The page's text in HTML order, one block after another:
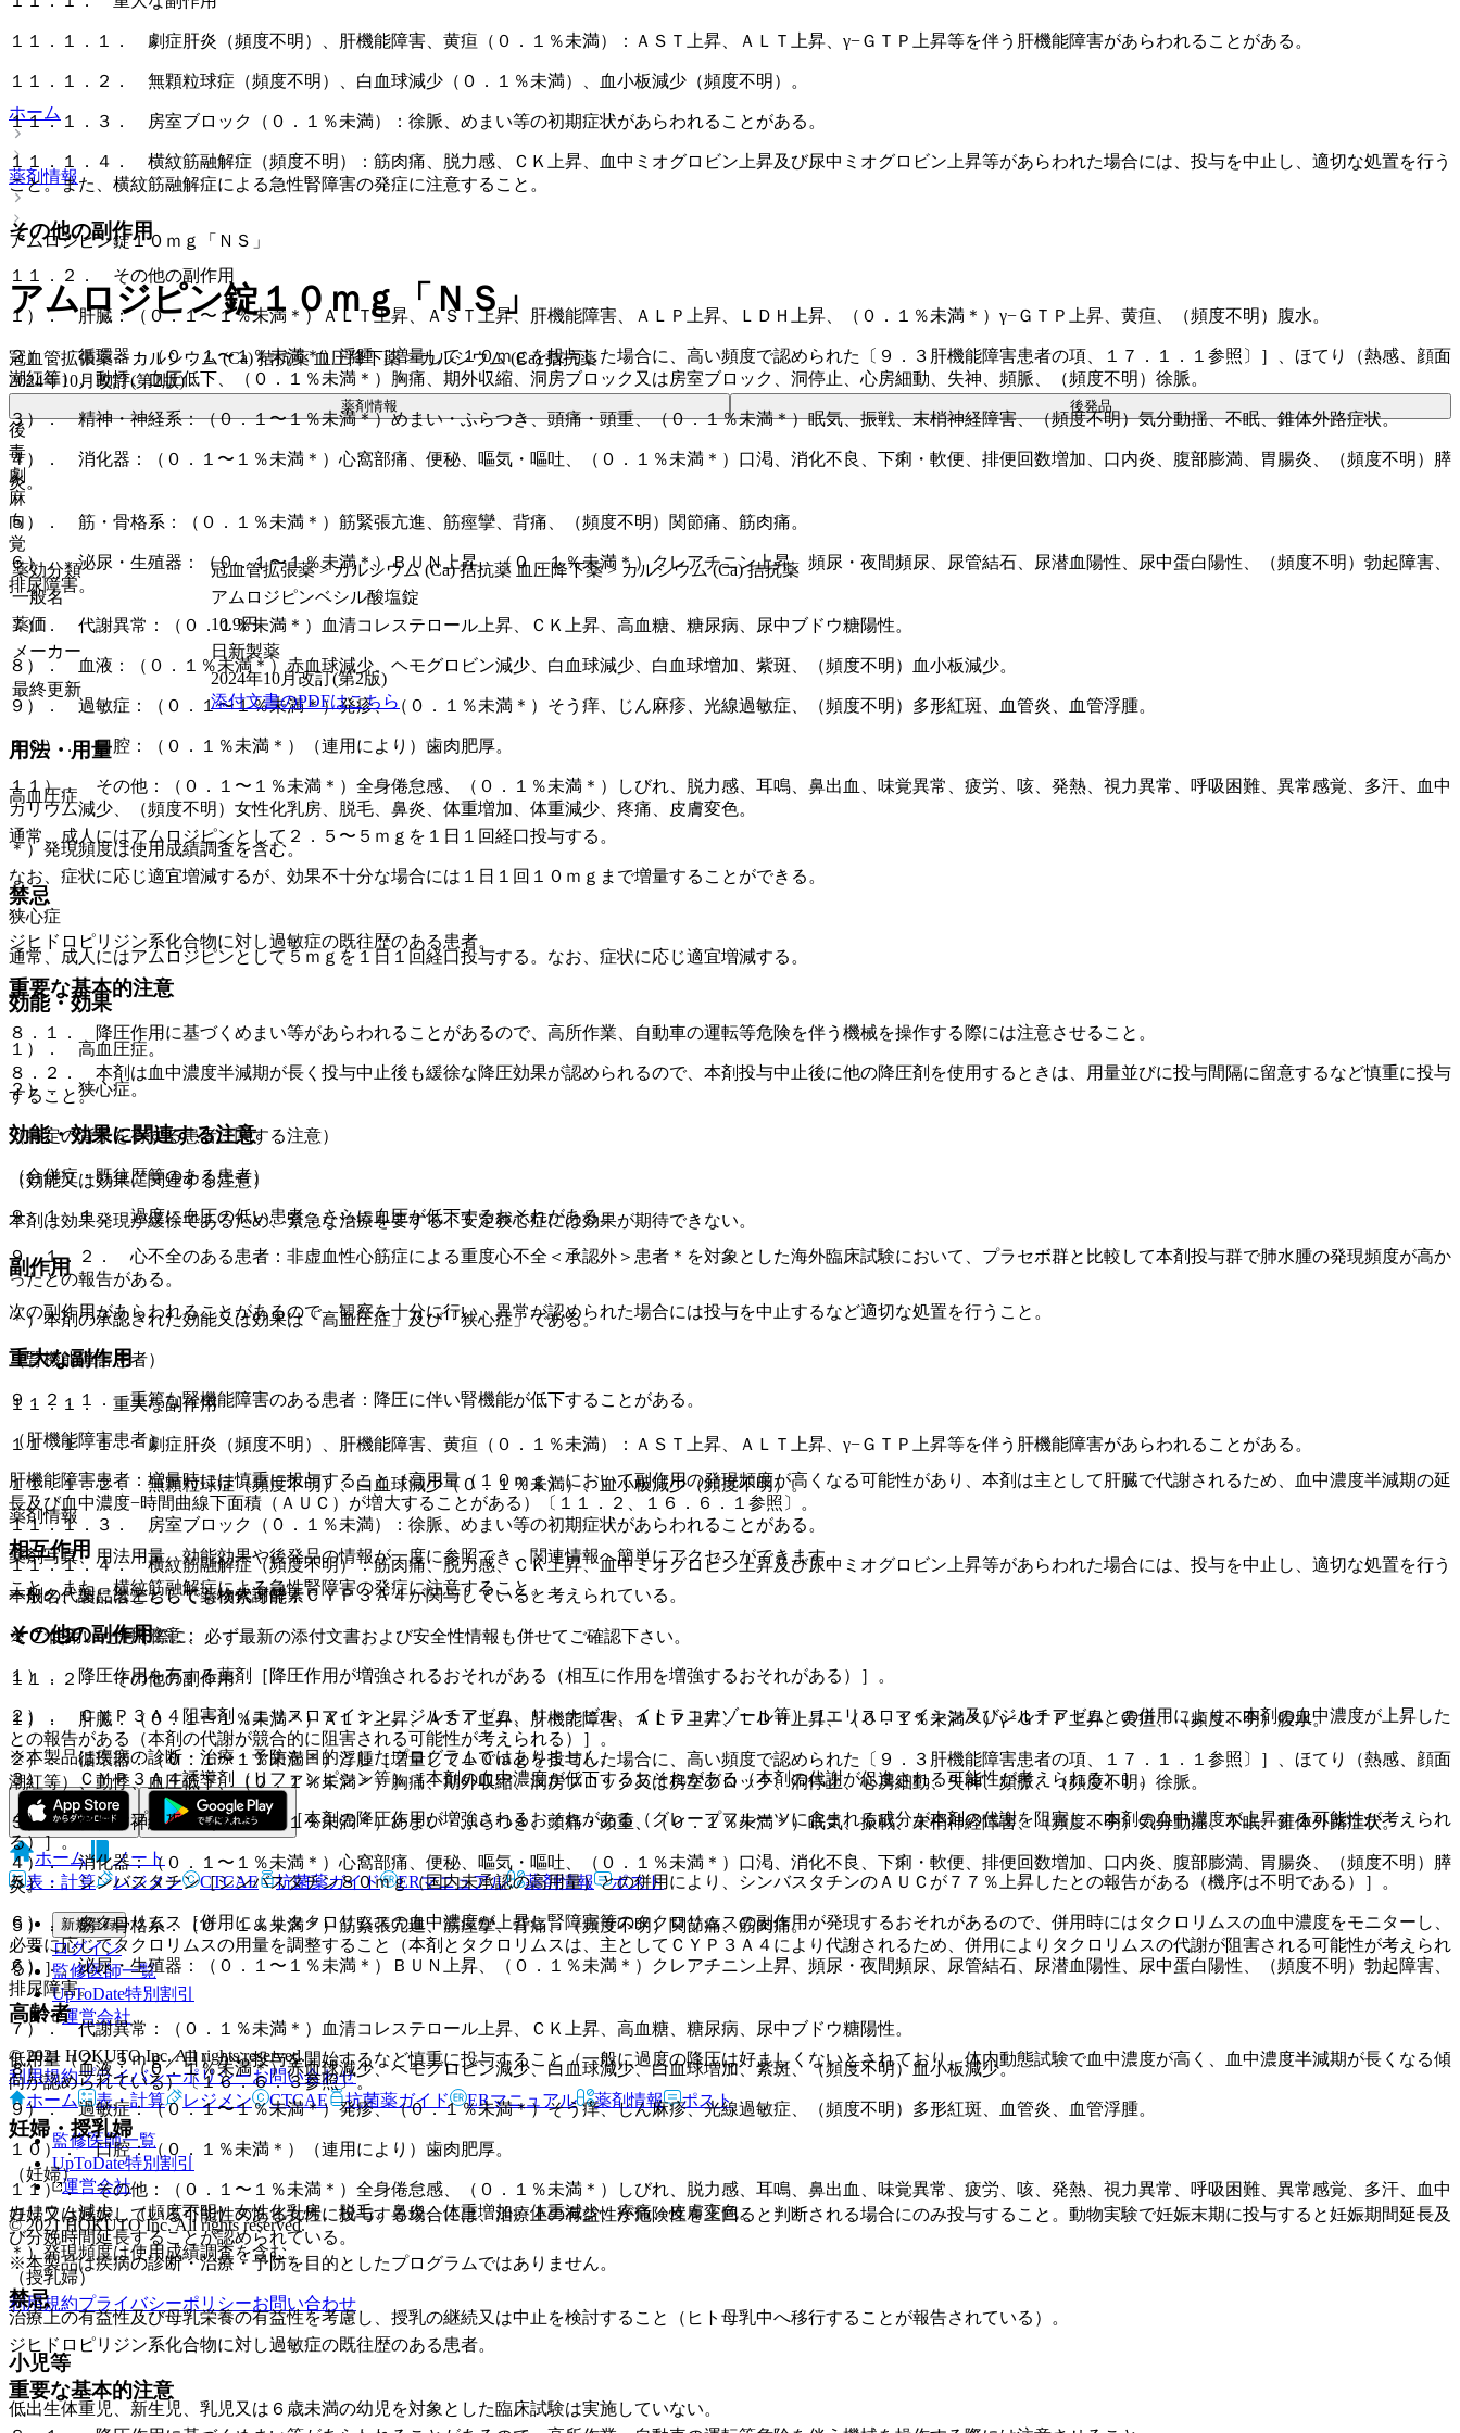
１１．１．１． 劇症肝炎（頻度不明）、肝機能障害、黄疸（０．１％未満）：ＡＳＴ上昇、ＡＬＴ上昇、γ−ＧＴＰ上昇等を伴う肝機能障害があらわれることがある。
１１．１．２． 無顆粒球症（頻度不明）、白血球減少（０．１％未満）、血小板減少（頻度不明）。
１１．１．３． 房室ブロック（０．１％未満）：徐脈、めまい等の初期症状があらわれることがある。
１１．１．４． 横紋筋融解症（頻度不明）：筋肉痛、脱力感、ＣＫ上昇、血中ミオグロビン上昇及び尿中ミオグロビン上昇等があらわれた場合には、投与を中止し、適切な処置を行う
こと。また、横紋筋融解症による急性腎障害の発症に注意すること。
その他の副作用
１１．２． その他の副作用
１）． 肝臓：（０．１〜１％未満＊）ＡＬＴ上昇、ＡＳＴ上昇、肝機能障害、ＡＬＰ上昇、ＬＤＨ上昇、（０．１％未満＊）γ−ＧＴＰ上昇、黄疸、（頻度不明）腹水。
２）． 循環器：（０．１〜１％未満＊）浮腫［増量して１０ｍｇを投与した場合に、高い頻度で認められた〔９．３肝機能障害患者の項、１７．１．１参照〕］、ほてり（熱感、顔面
潮紅等）、動悸、血圧低下、（０．１％未満＊）胸痛、期外収縮、洞房ブロック又は房室ブロック、洞停止、心房細動、失神、頻脈、（頻度不明）徐脈。
３）． 精神・神経系：（０．１〜１％未満＊）めまい・ふらつき、頭痛・頭重、（０．１％未満＊）眠気、振戦、末梢神経障害、（頻度不明）気分動揺、不眠、錐体外路症状。
４）． 消化器：（０．１〜１％未満＊）心窩部痛、便秘、嘔気・嘔吐、（０．１％未満＊）口渇、消化不良、下痢・軟便、排便回数増加、口内炎、腹部膨満、胃腸炎、（頻度不明）膵
炎。
５）． 筋・骨格系：（０．１％未満＊）筋緊張亢進、筋痙攣、背痛、（頻度不明）関節痛、筋肉痛。
６）． 泌尿・生殖器：（０．１〜１％未満＊）ＢＵＮ上昇、（０．１％未満＊）クレアチニン上昇、頻尿・夜間頻尿、尿管結石、尿潜血陽性、尿中蛋白陽性、（頻度不明）勃起障害、
排尿障害。
７）． 代謝異常：（０．１％未満＊）血清コレステロール上昇、ＣＫ上昇、高血糖、糖尿病、尿中ブドウ糖陽性。
８）． 血液：（０．１％未満＊）赤血球減少、ヘモグロビン減少、白血球減少、白血球増加、紫斑、（頻度不明）血小板減少。
９）． 過敏症：（０．１〜１％未満＊）発疹、（０．１％未満＊）そう痒、じん麻疹、光線過敏症、（頻度不明）多形紅斑、血管炎、血管浮腫。
１０）． 口腔：（０．１％未満＊）（連用により）歯肉肥厚。
１１）． その他：（０．１〜１％未満＊）全身倦怠感、（０．１％未満＊）しびれ、脱力感、耳鳴、鼻出血、味覚異常、疲労、咳、発熱、視力異常、呼吸困難、異常感覚、多汗、血中
カリウム減少、（頻度不明）女性化乳房、脱毛、鼻炎、体重増加、体重減少、疼痛、皮膚変色。
＊）発現頻度は使用成績調査を含む。
禁忌
ジヒドロピリジン系化合物に対し過敏症の既往歴のある患者。
重要な基本的注意
８．１． 降圧作用に基づくめまい等があらわれることがあるので、高所作業、自動車の運転等危険を伴う機械を操作する際には注意させること。
８．２． 本剤は血中濃度半減期が長く投与中止後も緩徐な降圧効果が認められるので、本剤投与中止後に他の降圧剤を使用するときは、用量並びに投与間隔に留意するなど慎重に投与
すること。
（特定の背景を有する患者に関する注意）
（合併症・既往歴等のある患者）
９．１．１． 過度に血圧の低い患者：さらに血圧が低下するおそれがある。
９．１．２． 心不全のある患者：非虚血性心筋症による重度心不全＜承認外＞患者＊を対象とした海外臨床試験において、プラセボ群と比較して本剤投与群で肺水腫の発現頻度が高か
ったとの報告がある。
＊）本剤の承認された効能又は効果は「高血圧症」及び「狭心症」である。
（腎機能障害患者）
９．２．１． 重篤な腎機能障害のある患者：降圧に伴い腎機能が低下することがある。
（肝機能障害患者）
肝機能障害患者：増量時には慎重に投与すること（高用量（１０ｍｇ）において副作用の発現頻度が高くなる可能性があり、本剤は主として肝臓で代謝されるため、血中濃度半減期の延
長及び血中濃度−時間曲線下面積（ＡＵＣ）が増大することがある）〔１１．２、１６．６．１参照〕。
相互作用
本剤の代謝には主として薬物代謝酵素ＣＹＰ３Ａ４が関与していると考えられている。
１０．２． 併用注意：
１）． 降圧作用を有する薬剤［降圧作用が増強されるおそれがある（相互に作用を増強するおそれがある）］。
２）． ＣＹＰ３Ａ４阻害剤（エリスロマイシン、ジルチアゼム、リトナビル、イトラコナゾール等）［エリスロマイシン及びジルチアゼムとの併用により、本剤の血中濃度が上昇した
との報告がある（本剤の代謝が競合的に阻害される可能性が考えられる）］。
３）． ＣＹＰ３Ａ４誘導剤（リファンピシン等）［本剤の血中濃度が低下するおそれがある（本剤の代謝が促進される可能性が考えられる）］。
４）． グレープフルーツジュース［本剤の降圧作用が増強されるおそれがある（グレープフルーツに含まれる成分が本剤の代謝を阻害し、本剤の血中濃度が上昇する可能性が考えられ
る）］。
５）． シンバスタチン［シンバスタチン８０ｍｇ（国内未承認の高用量）との併用により、シンバスタチンのＡＵＣが７７％上昇したとの報告がある（機序は不明である）］。
６）． タクロリムス［併用によりタクロリムスの血中濃度が上昇し腎障害等のタクロリムスの副作用が発現するおそれがあるので、併用時にはタクロリムスの血中濃度をモニターし、
必要に応じてタクロリムスの用量を調整すること（本剤とタクロリムスは、主としてＣＹＰ３Ａ４により代謝されるため、併用によりタクロリムスの代謝が阻害される可能性が考えられ
る）］。
高齢者
低用量（２．５ｍｇ／日）から投与を開始するなど慎重に投与すること（一般に過度の降圧は好ましくないとされており、体内動態試験で血中濃度が高く、血中濃度半減期が長くなる傾
向が認められている）〔１６．６．３参照〕。
妊婦・授乳婦
（妊婦）
妊婦又は妊娠している可能性のある女性に投与する場合には、治療上の有益性が危険性を上回ると判断される場合にのみ投与すること。動物実験で妊娠末期に投与すると妊娠期間延長及
び分娩時間延長することが認められている。
（授乳婦）
治療上の有益性及び母乳栄養の有益性を考慮し、授乳の継続又は中止を検討すること（ヒト母乳中へ移行することが報告されている）。
小児等
低出生体重児、新生児、乳児又は６歳未満の幼児を対象とした臨床試験は実施していない。
ホーム
薬剤情報
アムロジピン錠１０ｍｇ「ＮＳ」
アムロジピン錠１０ｍｇ「ＮＳ」
冠血管拡張薬 > カルシウム (Ca) 拮抗薬 血圧降下薬 > カルシウム (Ca) 拮抗薬
2024年10月改訂(第2版)
薬剤情報 後発品
後
毒
劇
麻
向
覚
薬効分類
冠血管拡張薬 > カルシウム (Ca) 拮抗薬 血圧降下薬 > カルシウム (Ca) 拮抗薬
一般名
アムロジピンベシル酸塩錠
薬価
10.9円
メーカー
日新製薬
最終更新
2024年10月改訂(第2版)
添付文書のPDFはこちら
用法・用量
高血圧症
通常、成人にはアムロジピンとして２．５〜５ｍｇを１日１回経口投与する。
なお、症状に応じ適宜増減するが、効果不十分な場合には１日１回１０ｍｇまで増量することができる。
狭心症
通常、成人にはアムロジピンとして５ｍｇを１日１回経口投与する。なお、症状に応じ適宜増減する。
効能・効果
１）． 高血圧症。
２）． 狭心症。
効能・効果に関連する注意
（効能又は効果に関連する注意）
本剤は効果発現が緩徐であるため、緊急な治療を要する不安定狭心症には効果が期待できない。
副作用
次の副作用があらわれることがあるので、観察を十分に行い、異常が認められた場合には投与を中止するなど適切な処置を行うこと。
重大な副作用
１１．１． 重大な副作用
１１．１．１． 劇症肝炎（頻度不明）、肝機能障害、黄疸（０．１％未満）：ＡＳＴ上昇、ＡＬＴ上昇、γ−ＧＴＰ上昇等を伴う肝機能障害があらわれることがある。
１１．１．２． 無顆粒球症（頻度不明）、白血球減少（０．１％未満）、血小板減少（頻度不明）。
１１．１．３． 房室ブロック（０．１％未満）：徐脈、めまい等の初期症状があらわれることがある。
１１．１．４． 横紋筋融解症（頻度不明）：筋肉痛、脱力感、ＣＫ上昇、血中ミオグロビン上昇及び尿中ミオグロビン上昇等があらわれた場合には、投与を中止し、適切な処置を行う
こと。また、横紋筋融解症による急性腎障害の発症に注意すること。
その他の副作用
１１．２． その他の副作用
１）． 肝臓：（０．１〜１％未満＊）ＡＬＴ上昇、ＡＳＴ上昇、肝機能障害、ＡＬＰ上昇、ＬＤＨ上昇、（０．１％未満＊）γ−ＧＴＰ上昇、黄疸、（頻度不明）腹水。
２）． 循環器：（０．１〜１％未満＊）浮腫［増量して１０ｍｇを投与した場合に、高い頻度で認められた〔９．３肝機能障害患者の項、１７．１．１参照〕］、ほてり（熱感、顔面
潮紅等）、動悸、血圧低下、（０．１％未満＊）胸痛、期外収縮、洞房ブロック又は房室ブロック、洞停止、心房細動、失神、頻脈、（頻度不明）徐脈。
３）． 精神・神経系：（０．１〜１％未満＊）めまい・ふらつき、頭痛・頭重、（０．１％未満＊）眠気、振戦、末梢神経障害、（頻度不明）気分動揺、不眠、錐体外路症状。
４）． 消化器：（０．１〜１％未満＊）心窩部痛、便秘、嘔気・嘔吐、（０．１％未満＊）口渇、消化不良、下痢・軟便、排便回数増加、口内炎、腹部膨満、胃腸炎、（頻度不明）膵
炎。
５）． 筋・骨格系：（０．１％未満＊）筋緊張亢進、筋痙攣、背痛、（頻度不明）関節痛、筋肉痛。
６）． 泌尿・生殖器：（０．１〜１％未満＊）ＢＵＮ上昇、（０．１％未満＊）クレアチニン上昇、頻尿・夜間頻尿、尿管結石、尿潜血陽性、尿中蛋白陽性、（頻度不明）勃起障害、
排尿障害。
７）． 代謝異常：（０．１％未満＊）血清コレステロール上昇、ＣＫ上昇、高血糖、糖尿病、尿中ブドウ糖陽性。
８）． 血液：（０．１％未満＊）赤血球減少、ヘモグロビン減少、白血球減少、白血球増加、紫斑、（頻度不明）血小板減少。
９）． 過敏症：（０．１〜１％未満＊）発疹、（０．１％未満＊）そう痒、じん麻疹、光線過敏症、（頻度不明）多形紅斑、血管炎、血管浮腫。
１０）． 口腔：（０．１％未満＊）（連用により）歯肉肥厚。
１１）． その他：（０．１〜１％未満＊）全身倦怠感、（０．１％未満＊）しびれ、脱力感、耳鳴、鼻出血、味覚異常、疲労、咳、発熱、視力異常、呼吸困難、異常感覚、多汗、血中
カリウム減少、（頻度不明）女性化乳房、脱毛、鼻炎、体重増加、体重減少、疼痛、皮膚変色。
＊）発現頻度は使用成績調査を含む。
禁忌
ジヒドロピリジン系化合物に対し過敏症の既往歴のある患者。
重要な基本的注意
薬剤情報
薬剤写真、用法用量、効能効果や後発品の情報が一度に参照でき、関連情報へ簡単にアクセスができます。
一般名、製品名どちらでも検索可能！
※ ご使用いただく際に、必ず最新の添付文書および安全性情報も併せてご確認下さい。
※本製品は疾病の診断・治療・予防を目的としたプログラムではありません。
ホーム
ノート
表・計算
レジメン CTCAE 抗菌薬ガイド ERマニュアル 薬剤情報 ポスト
新規登録
ログイン
監修医師一覧
UpToDate特別割引
運営会社
© 2021 HOKUTO Inc. All rights reserved.
利用規約プライバシーポリシーお問い合わせ
ホーム
表・計算 レジメン CTCAE 抗菌薬ガイド ERマニュアル 薬剤情報 ポスト
監修医師一覧
UpToDate特別割引
運営会社
© 2021 HOKUTO Inc. All rights reserved.
※本製品は疾病の診断・治療・予防を目的としたプログラムではありません。
利用規約プライバシーポリシーお問い合わせ